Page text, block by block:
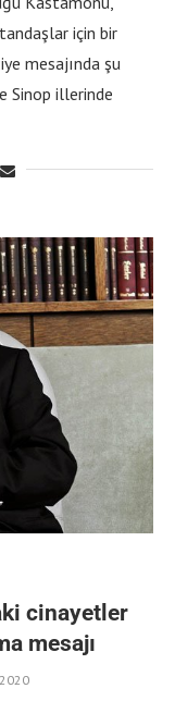
için bir
mesajında şu
Sinop illerinde
cinayetler
mesajı